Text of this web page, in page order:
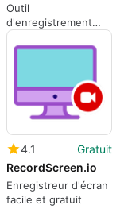
Outil
d'enregistrement
d'écran et de
capture d'écran
4.1
Gratuit
RecordScreen.io
Enregistreur d'écran
facile et gratuit